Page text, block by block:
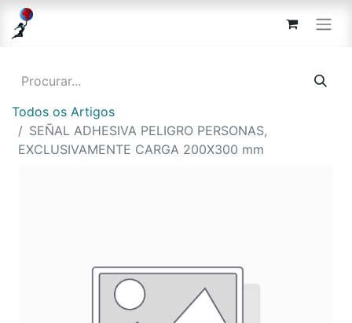
Todos os Artigos
SEÑAL ADHESIVA PELIGRO PERSONAS,
EXCLUSIVAMENTE CARGA 200X300 mm